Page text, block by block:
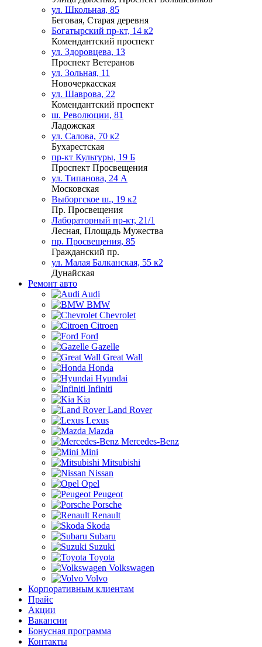
ул. Школьная, 85
Беговая, Старая деревня
Богатырский пр-кт, 14 к2
Комендантский проспект
ул. Здоровцева, 13
Проспект Ветеранов
ул. Зольная, 11
Новочеркасская
ул. Шаврова, 22
Комендантский проспект
ш. Революции, 81
Ладожская
ул. Салова, 70 к2
Бухарестская
пр-кт Культуры, 19 Б
Проспект Просвещения
ул. Типанова, 24 А
Московская
Выборгское ш., 19 к2
Пр. Просвещения
Лабораторный пр-кт, 21/1
Лесная, Площадь Мужества
пр. Просвещения, 85
Гражданский пр.
ул. Малая Балканская, 55 к2
Дунайская
Ремонт авто
Audi
BMW
Chevrolet
Citroen
Ford
Gazelle
Great Wall
Honda
Hyundai
Infiniti
Kia
Land Rover
Lexus
Mazda
Mercedes-Benz
Mini
Mitsubishi
Nissan
Opel
Peugeot
Porsche
Renault
Skoda
Subaru
Suzuki
Toyota
Volkswagen
Volvo
Корпоративным клиентам
Прайс
Акции
Вакансии
Бонусная программа
Контакты